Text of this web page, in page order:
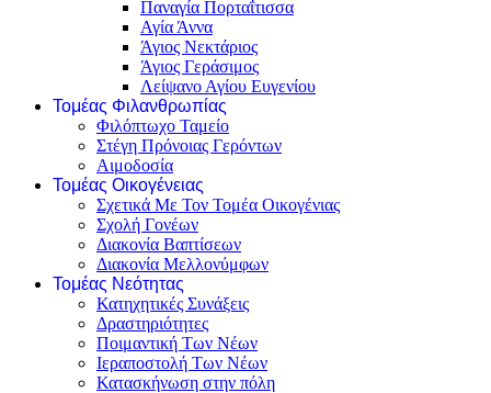
Παναγία Πορταΐτισσα
Αγία Άννα
Άγιος Νεκτάριος
Άγιος Γεράσιμος
Λείψανο Αγίου Ευγενίου
Τομέας Φιλανθρωπίας
Φιλόπτωχο Ταμείο
Στέγη Πρόνοιας Γερόντων
Αιμοδοσία
Τομέας Οικογένειας
Σχετικά Με Τον Τομέα Οικογένιας
Σχολή Γονέων
Διακονία Βαπτίσεων
Διακονία Μελλονύμφων
Τομέας Νεότητας
Κατηχητικές Συνάξεις
Δραστηριότητες
Ποιμαντική Των Νέων
Ιεραποστολή Των Νέων
Κατασκήνωση στην πόλη